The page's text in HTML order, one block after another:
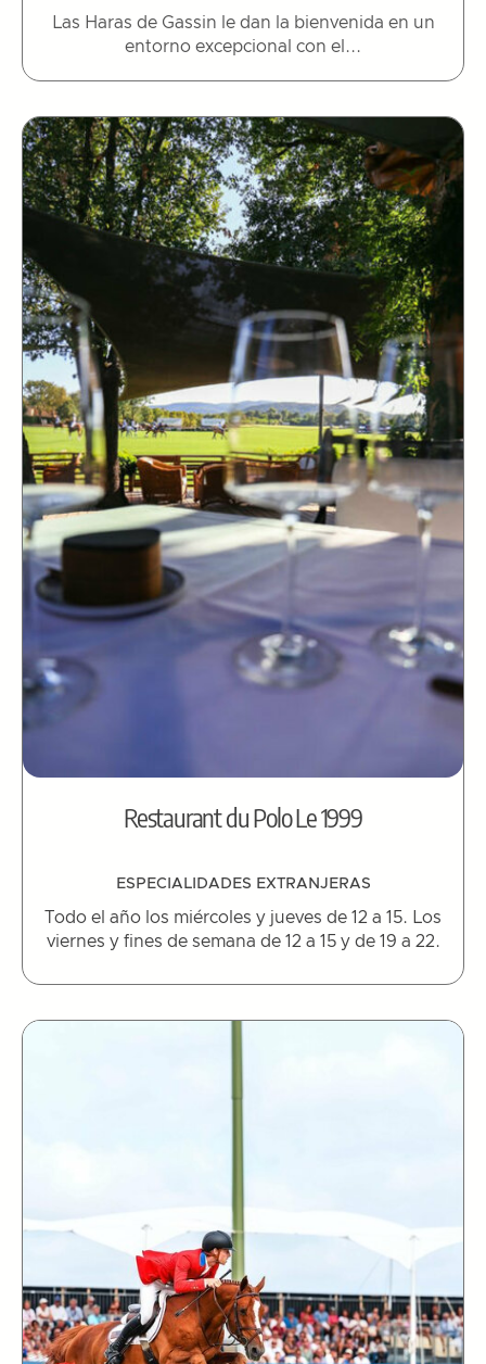
Las Haras de Gassin le dan la bienvenida en un
entorno excepcional con el...
Restaurant du Polo Le 1999
ESPECIALIDADES EXTRANJERAS
Todo el año los miércoles y jueves de 12 a 15. Los
viernes y fines de semana de 12 a 15 y de 19 a 22.